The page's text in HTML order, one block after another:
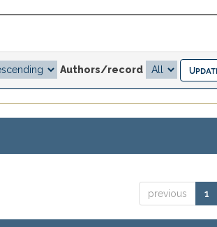
Authors/record
previous 1